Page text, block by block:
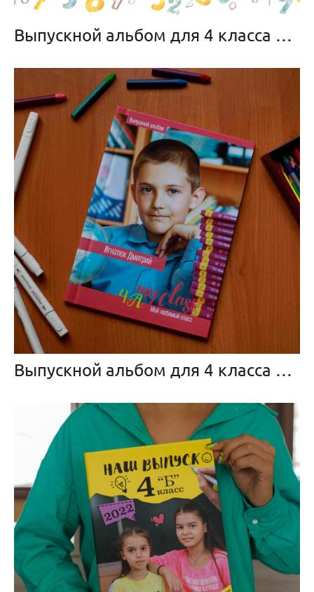
Выпускной альбом для 4 класса «Цифры»
Выпускной альбом для 4 класса «Классика»